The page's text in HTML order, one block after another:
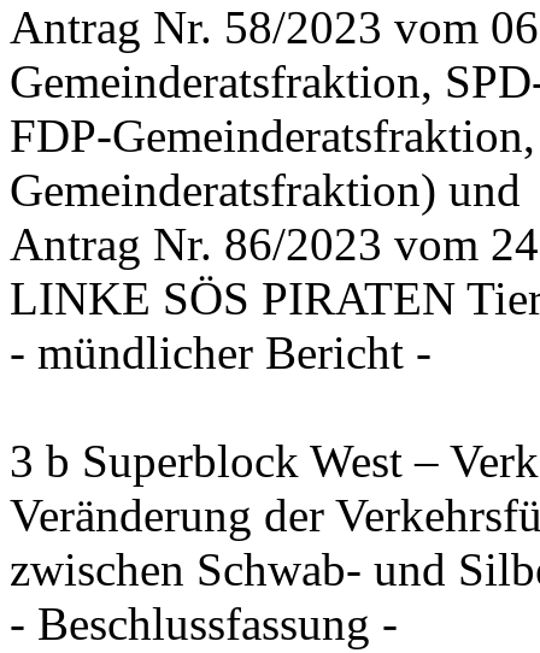
Antrag Nr. 58/2023 vom
Gemeinderatsfraktion,
FDP-
Gemeinderatsfraktion) und
Antrag Nr. 86/2023 vom
LINKE SÖS PIRATEN
- mündlicher Bericht -
3 b Superblock West –
Veränderung der
zwischen Schwab- und
- Beschlussfassung -